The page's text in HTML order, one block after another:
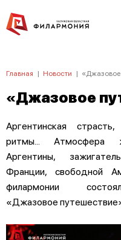
Главная | Новости | «Джазовое
«Джазовое
Аргентинская
ритмы... Атмосфера
Аргентины,
Франции, свободной
филармонии
«Джазовое